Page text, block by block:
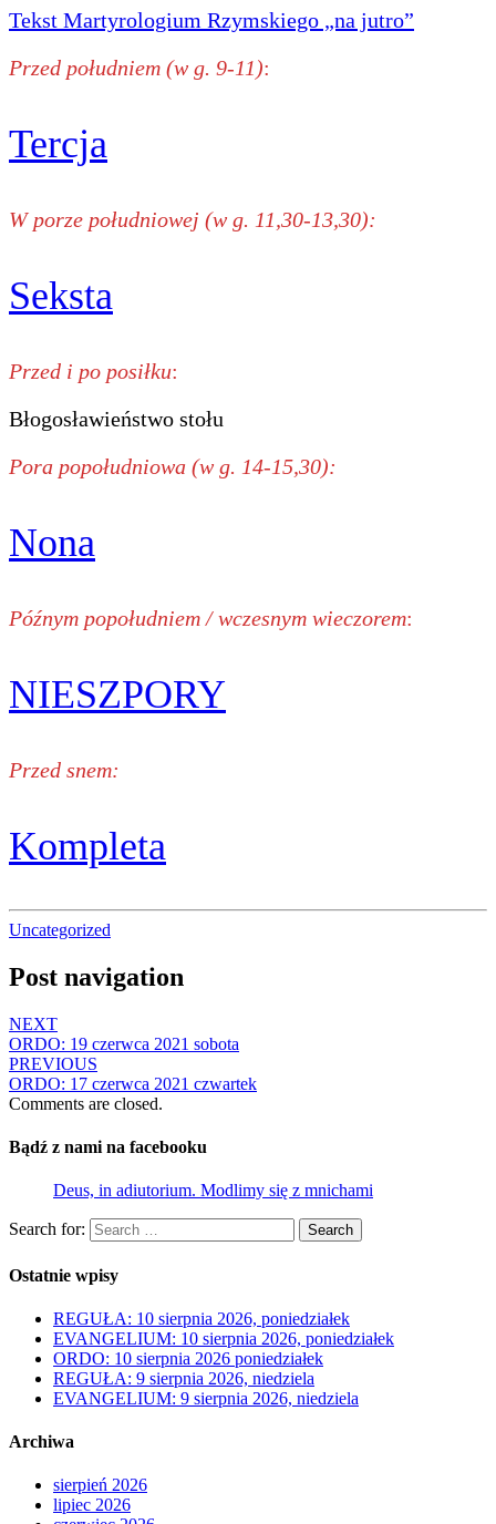
Tekst Martyrologium Rzymskiego „na jutro”
Przed południem (w g. 9-11):
Tercja
W porze południowej (w g. 11,30-13,30):
Seksta
Przed i po posiłku:
Błogosławieństwo stołu
Pora popołudniowa (w g. 14-15,30):
Nona
Późnym popołudniem / wczesnym wieczorem:
NIESZPORY
Przed snem:
Kompleta
Uncategorized
Post navigation
NEXT
ORDO: 19 czerwca 2021 sobota
PREVIOUS
ORDO: 17 czerwca 2021 czwartek
Comments are closed.
Bądź z nami na facebooku
Deus, in adiutorium. Modlimy się z mnichami
Search for: Search
Ostatnie wpisy
REGUŁA: 10 sierpnia 2026, poniedziałek
EVANGELIUM: 10 sierpnia 2026, poniedziałek
ORDO: 10 sierpnia 2026 poniedziałek
REGUŁA: 9 sierpnia 2026, niedziela
EVANGELIUM: 9 sierpnia 2026, niedziela
Archiwa
sierpień 2026
lipiec 2026